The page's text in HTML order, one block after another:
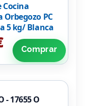
Cocina
Orbegozo PC
5 kg/ Blanca
Comprar
- 17655 O